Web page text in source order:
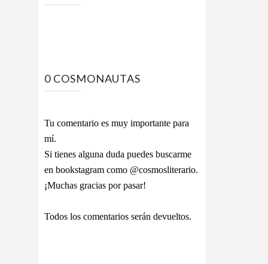
0 COSMONAUTAS
Tu comentario es muy importante para
mí.
Si tienes alguna duda puedes buscarme
en bookstagram como @cosmosliterario.
¡Muchas gracias por pasar!
Todos los comentarios serán devueltos.